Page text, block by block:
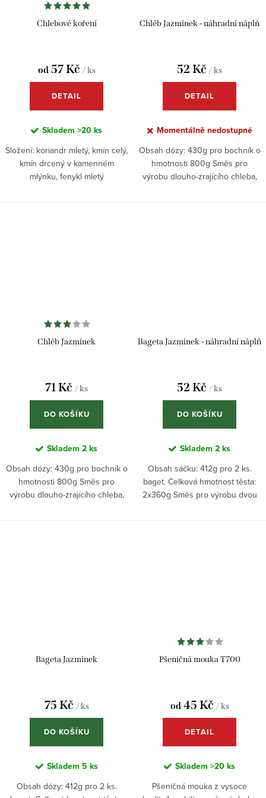
Chlebové koření
od57 Kč / ks
DETAIL
Skladem >20 ks
Složení: koriandr mletý, kmín celý,
kmín drcený v kamenném
mlýnku, fenykl mletý
Chléb Jazmínek - náhradní náplň
52 Kč / ks
DETAIL
Momentálně nedostupné
Obsah dózy: 430g pro bochník o
hmotnosti 800g Směs pro
výrobu dlouho-zrajícího chleba,
Chléb Jazmínek
71 Kč / ks
DO KOŠÍKU
Skladem 2 ks
Obsah dózy: 430g pro bochník o
hmotnosti 800g Směs pro
výrobu dlouho-zrajícího chleba,
Bageta Jazmínek - náhradní náplň
52 Kč / ks
DO KOŠÍKU
Skladem 2 ks
Obsah sáčku: 412g pro 2 ks.
baget. Celková hmotnost těsta:
2x360g Směs pro výrobu dvou
Bageta Jazmínek
75 Kč / ks
DO KOŠÍKU
Skladem 5 ks
Obsah dózy: 412g pro 2 ks.
Pšeničná mouka T700
od45 Kč / ks
DETAIL
Skladem >20 ks
Pšeničná mouka z vysoce